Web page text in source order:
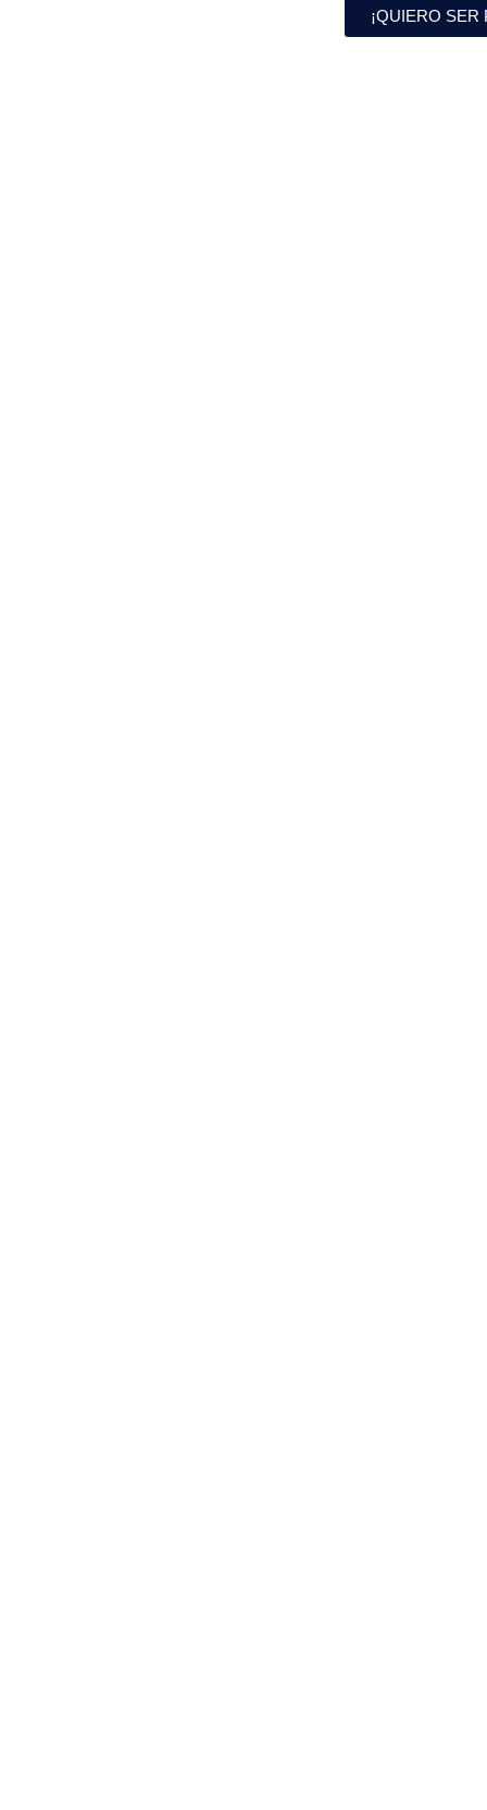
¡QUIERO SER